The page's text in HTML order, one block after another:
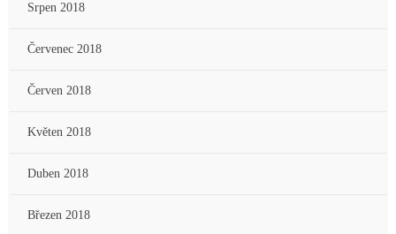
Srpen 2018
Červenec 2018
Červen 2018
Květen 2018
Duben 2018
Březen 2018